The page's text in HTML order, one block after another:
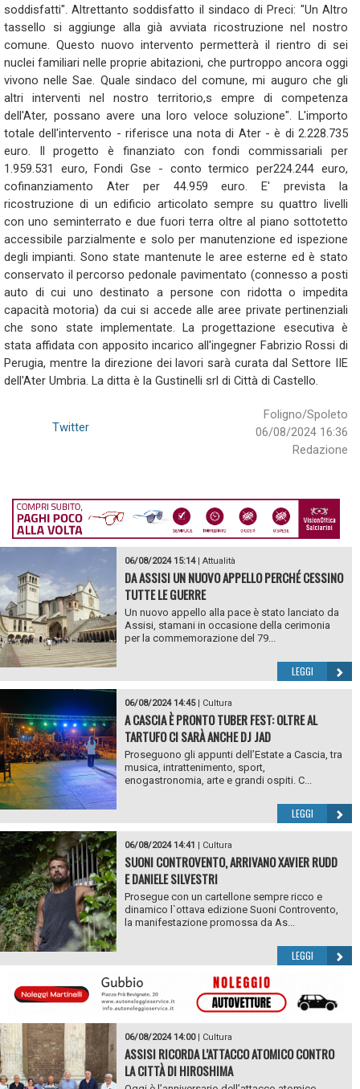
soddisfatti". Altrettanto soddisfatto il sindaco di Preci: "Un Altro
tassello si aggiunge alla già avviata ricostruzione nel nostro
comune. Questo nuovo intervento permetterà il rientro di sei
nuclei familiari nelle proprie abitazioni, che purtroppo ancora oggi
vivono nelle Sae. Quale sindaco del comune, mi auguro che gli
altri interventi nel nostro territorio,s empre di competenza
dell'Ater, possano avere una loro veloce soluzione". L'importo
totale dell'intervento - riferisce una nota di Ater - è di 2.228.735
euro. Il progetto è finanziato con fondi commissariali per
1.959.531 euro, Fondi Gse - conto termico per224.244 euro,
cofinanziamento Ater per 44.959 euro. E' prevista la
ricostruzione di un edificio articolato sempre su quattro livelli
con uno seminterrato e due fuori terra oltre al piano sottotetto
accessibile parzialmente e solo per manutenzione ed ispezione
degli impianti. Sono state mantenute le aree esterne ed è stato
conservato il percorso pedonale pavimentato (connesso a posti
auto di cui uno destinato a persone con ridotta o impedita
capacità motoria) da cui si accede alle aree private pertinenziali
che sono state implementate. La progettazione esecutiva è
stata affidata con apposito incarico all'ingegner Fabrizio Rossi di
Perugia, mentre la direzione dei lavori sarà curata dal Settore IIE
dell'Ater Umbria. La ditta è la Gustinelli srl di Città di Castello.
Foligno/Spoleto
06/08/2024 16:36
Redazione
Twitter
06/08/2024 15:14| Attualità
DA ASSISI UN NUOVO APPELLO PERCHÉ CESSINO
TUTTE LE GUERRE
Un nuovo appello alla pace è stato lanciato da
Assisi, stamani in occasione della cerimonia
per la commemorazione del 79...
LEGGI
06/08/2024 14:45| Cultura
A CASCIA È PRONTO TUBER FEST: OLTRE AL
TARTUFO CI SARÀ ANCHE DJ JAD
Proseguono gli appunti dell’Estate a Cascia, tra
musica, intrattenimento, sport,
enogastronomia, arte e grandi ospiti. C...
LEGGI
06/08/2024 14:41 Cultura
SUONI CONTROVENTO, ARRIVANO XAVIER RUDD
E DANIELE SILVESTRI
Prosegue con un cartellone sempre ricco e
dinamico l`ottava edizione Suoni Controvento,
la manifestazione promossa da As...
LEGGI
06/08/2024 14:00| Cultura
ASSISI RICORDA L’ATTACCO ATOMICO CONTRO
LA CITTÀ DI HIROSHIMA